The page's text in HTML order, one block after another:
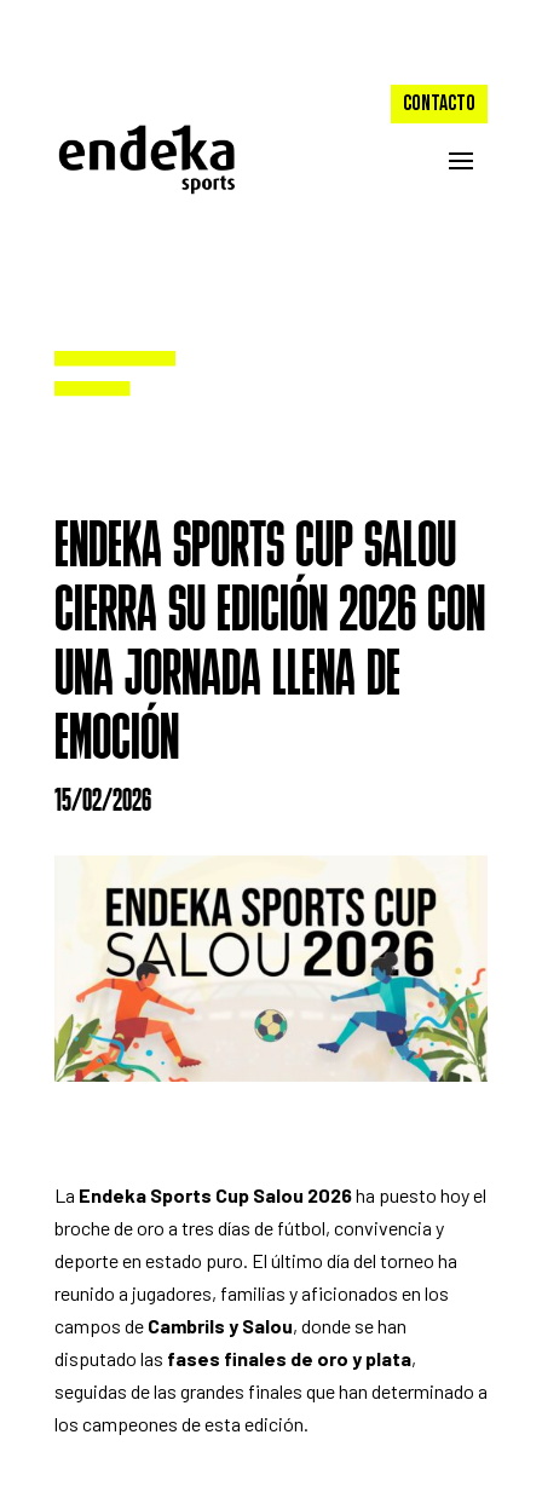
CONTACTO
ENDEKA SPORTS CUP SALOU
CIERRA SU EDICIÓN 2026 CON
UNA JORNADA LLENA DE
EMOCIÓN
15/02/2026
La Endeka Sports Cup Salou 2026ha puesto hoy el
broche de oro a tres días de fútbol, convivencia y
deporte en estado puro. El último día del torneo ha
reunido a jugadores, familias y aficionados en los
campos de Cambrils y Salou, donde se han
disputado las fases finales de oro y plata,
seguidas de las grandes finales que han determinado a
los campeones de esta edición.